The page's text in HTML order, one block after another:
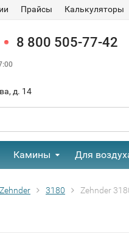
Прайсы Калькуляторы
8 800 505-77-42
д. 14
Камины Для
Zehnder 3180 Zehnder